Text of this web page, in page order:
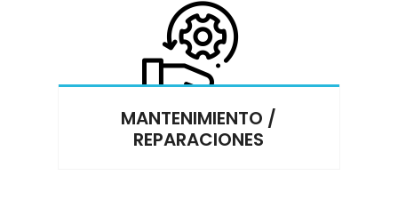
MANTENIMIENTO /
REPARACIONES